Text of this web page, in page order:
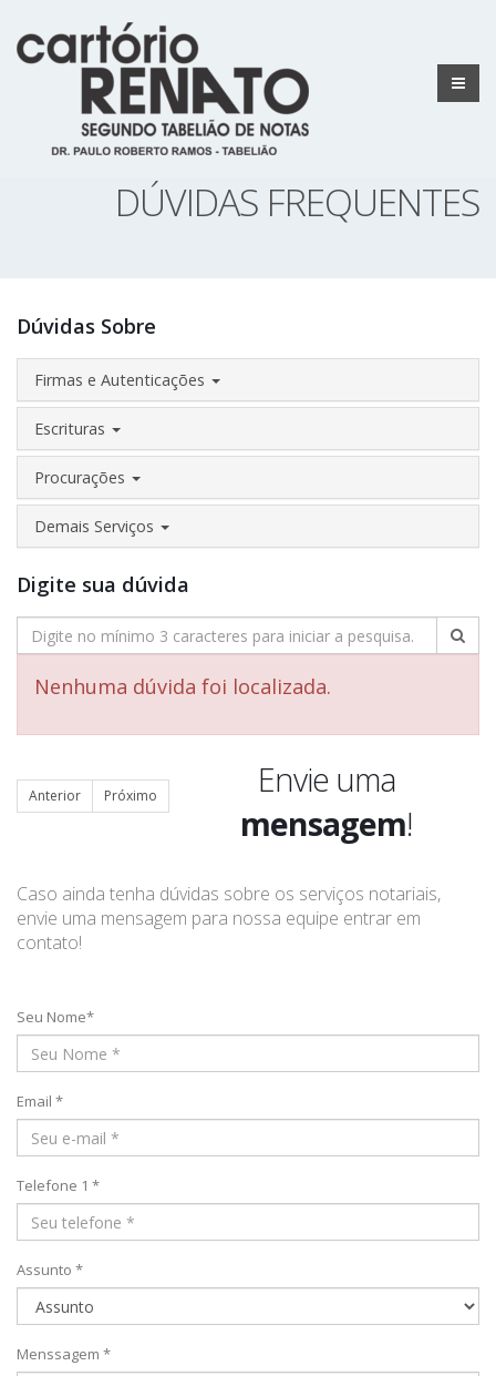
DÚVIDAS FREQUENTES
Dúvidas Sobre
Firmas e Autenticações
Escrituras
Procurações
Demais Serviços
Digite sua dúvida
Nenhuma dúvida foi localizada.
Anterior Próximo
Envie uma
mensagem!
Caso ainda tenha dúvidas sobre os serviços notariais,
envie uma mensagem para nossa equipe entrar em
contato!
Seu Nome*
Email *
Telefone 1 *
Assunto *
Menssagem *